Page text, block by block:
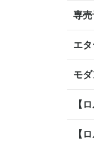
専
エ
モ
【
【